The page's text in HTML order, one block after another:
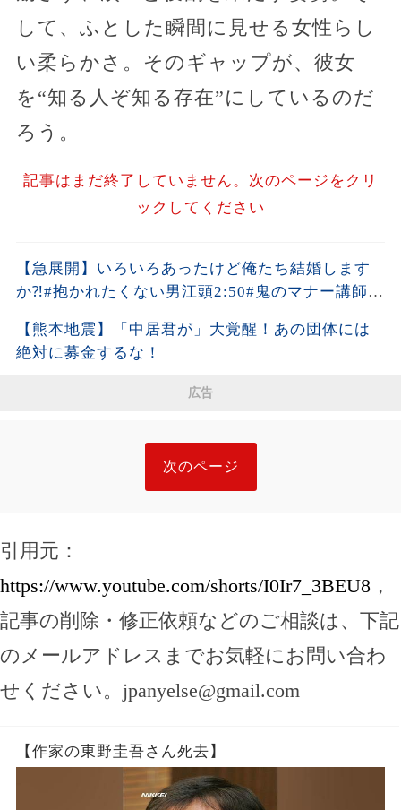
して、ふとした瞬間に見せる女性らし
い柔らかさ。そのギャップが、彼女
を“知る人ぞ知る存在”にしているのだ
ろう。
記事はまだ終了していません。次のページをクリ
ックしてください
【急展開】いろいろあったけど俺たち結婚します
か⁈#抱かれたくない男江頭2:50#鬼のマナー講師平
【熊本地震】「中居君が」大覚醒！あの団体には
絶対に募金するな！
広告
次のページ
引用元：
https://www.youtube.com/shorts/I0Ir7_3BEU8 ，
記事の削除・修正依頼などのご相談は、下記
のメールアドレスまでお気軽にお問い合わ
せください。 jpanyelse@gmail.com
【作家の東野圭吾さん死去】